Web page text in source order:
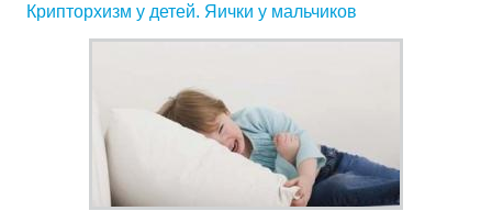
Крипторхизм у детей. Яички у мальчиков